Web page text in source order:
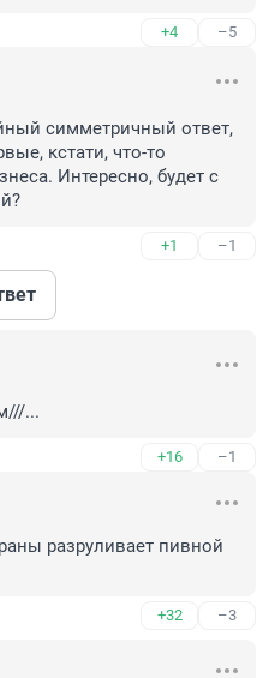
+4 –5
симметричный ответ,
кстати, что-то
Интересно, будет с
+1 –1
...
+16 –1
разруливает пивной
+32 –3